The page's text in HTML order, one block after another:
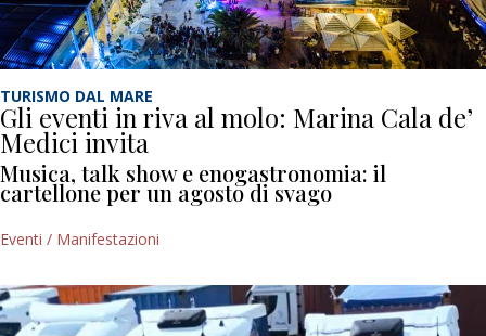
TURISMO DAL MARE
Gli eventi in riva al molo: Marina Cala de’
Medici invita
Musica, talk show e enogastronomia: il
cartellone per un agosto di svago
Eventi / Manifestazioni